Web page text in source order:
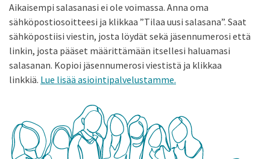
Aikaisempi salasanasi ei ole voimassa. Anna oma
sähköpostiosoitteesi ja klikkaa ”Tilaa uusi salasana”. Saat
sähköpostiisi viestin, josta löydät sekä jäsennumerosi että
linkin, josta pääset määrittämään itsellesi haluamasi
salasanan. Kopioi jäsennumerosi viestistä ja klikkaa
linkkiä. Lue lisää asiointipalvelustamme.